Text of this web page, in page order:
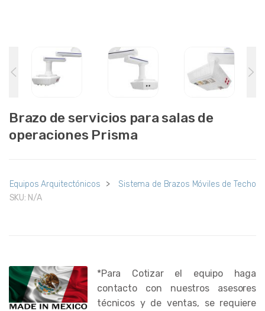
Brazo de servicios para salas de
operaciones Prisma
Equipos Arquitectónicos >
Sistema de Brazos Móviles de Techo
SKU: N/A
*Para Cotizar el equipo haga
contacto con nuestros asesores
técnicos y de ventas, se requiere